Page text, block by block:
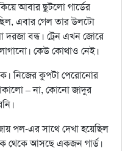
আবার ছুটলো গার্ডের
এবার গেল তার উলটো
দরজা বন্ধ। ট্রেন এখন জোরে
কেউ কোথাও নেই।
নিজের কুপটা পেরোনোর
– না, কোনো জাদুর
পল-এর সাথে দেখা হয়েছিল
থেকে আসছে একজন গার্ড।